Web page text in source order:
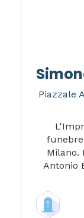
Piazzale
Milano.
Antonio